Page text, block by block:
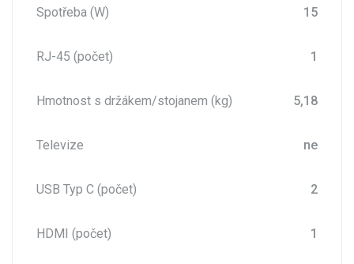
Spotřeba (W) 15
RJ-45 (počet) 1
Hmotnost s držákem/stojanem (kg) 5,18
Televize ne
USB Typ C (počet) 2
HDMI (počet) 1